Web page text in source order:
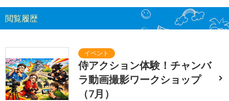
閲覧履歴
侍アクション体験！チャンバ
ラ動画撮影ワークショップ
（7月）